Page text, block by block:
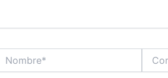
Nombre*
Correo